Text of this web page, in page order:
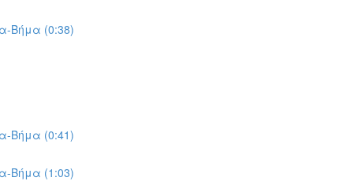
Βήμα (0:38)
Βήμα (0:41)
Βήμα (1:03)